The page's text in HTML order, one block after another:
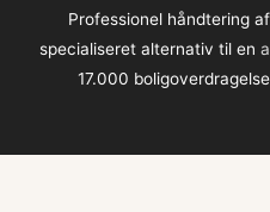
Professionel håndtering
specialiseret alternativ til en
17.000